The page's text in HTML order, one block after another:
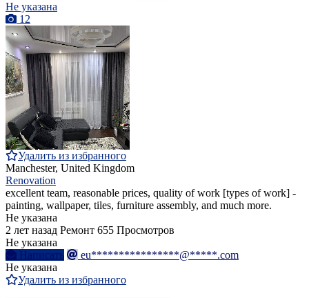
Не указана
12
Удалить из избранного
Manchester, United Kingdom
Renovation
excellent team, reasonable prices, quality of work [types of work] -
painting, wallpaper, tiles, furniture assembly, and much more.
Не указана
2 лет назад Ремонт 655 Просмотров
Не указана
Написать
eu****************@*****.com
Не указана
Удалить из избранного